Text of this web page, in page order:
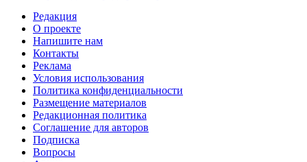
Редакция
О проекте
Напишите нам
Контакты
Реклама
Условия использования
Политика конфиденциальности
Размещение материалов
Редакционная политика
Соглашение для авторов
Подписка
Вопросы